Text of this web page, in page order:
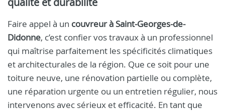
Faire appel à un couvreur à Saint-Georges-de-
Didonne, c’est confier vos travaux à un professionnel
qui maîtrise parfaitement les spécificités climatiques
et architecturales de la région. Que ce soit pour une
toiture neuve, une rénovation partielle ou complète,
une réparation urgente ou un entretien régulier, nous
intervenons avec sérieux et efficacité. En tant que